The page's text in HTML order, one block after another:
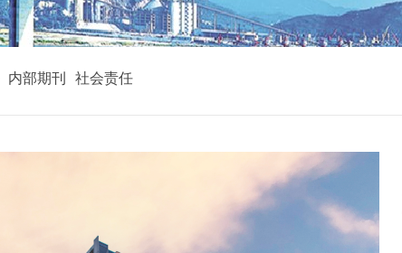
内部期刊 社会责任